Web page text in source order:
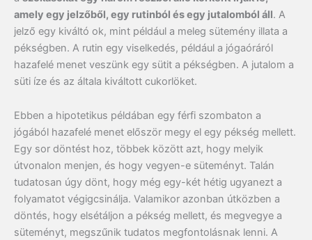
amely egy jelzőből, egy rutinból és egy jutalomból áll. A
jelző egy kiváltó ok, mint például a meleg sütemény illata a
pékségben. A rutin egy viselkedés, például a jógaóráról
hazafelé menet veszünk egy sütit a pékségben. A jutalom a
süti íze és az általa kiváltott cukorlöket.
Ebben a hipotetikus példában egy férfi szombaton a
jógából hazafelé menet először megy el egy pékség mellett.
Egy sor döntést hoz, többek között azt, hogy melyik
útvonalon menjen, és hogy vegyen-e süteményt. Talán
tudatosan úgy dönt, hogy még egy-két hétig ugyanezt a
folyamatot végigcsinálja. Valamikor azonban útközben a
döntés, hogy elsétáljon a pékség mellett, és megvegye a
süteményt, megszűnik tudatos megfontolásnak lenni. A